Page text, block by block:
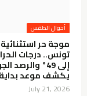
أحوال الطقس
موجة حر
تونس.. درجات
إلى 49° والرصد
يكشف موعد بداية
July 21, 2026